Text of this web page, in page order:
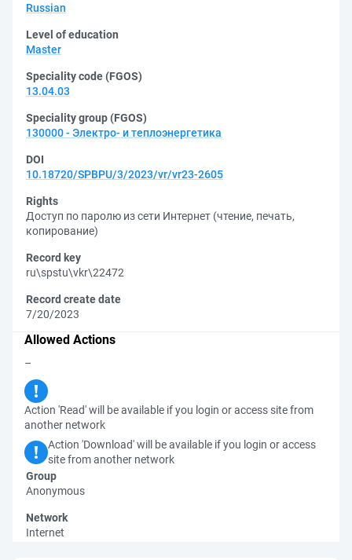
Russian
Level of education
Master
Speciality code (FGOS)
13.04.03
Speciality group (FGOS)
130000 - Электро- и теплоэнергетика
DOI
10.18720/SPBPU/3/2023/vr/vr23-2605
Rights
Доступ по паролю из сети Интернет (чтение, печать,
копирование)
Record key
ru\spstu\vkr\22472
Record create date
7/20/2023
Allowed Actions
–
Action 'Read' will be available if you login or access site from
another network
Action 'Download' will be available if you login or access
site from another network
Group
Anonymous
Network
Internet